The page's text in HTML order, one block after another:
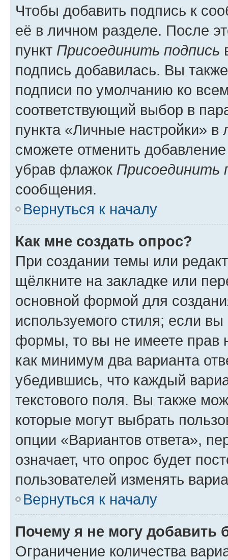
Чтобы добавить подпись к
её в личном разделе. После
пункт Присоединить подпись
подпись добавилась. Вы
подписи по умолчанию ко
соответствующий выбор в
пункта «Личные настройки»
сможете отменить
убрав флажок Присоединить
сообщения.
Вернуться к началу
Как мне создать опрос?
При создании темы или
щёлкните на закладке или
основной формой для
используемого стиля; если
формы, то вы не имеете прав
как минимум два варианта
убедившись, что каждый
текстового поля. Вы также
которые могут выбрать
опции «Вариантов ответа»,
означает, что опрос будет
пользователей изменять
Вернуться к началу
Почему я не могу добавить
Ограничение количества